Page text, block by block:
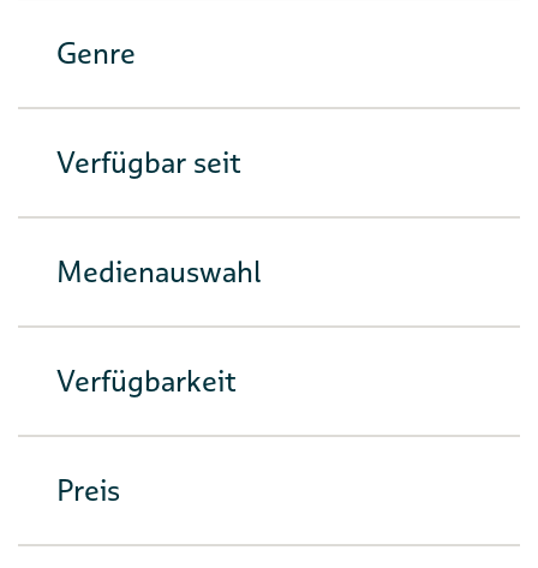
Genre
Verfügbar seit
Medienauswahl
Verfügbarkeit
Preis